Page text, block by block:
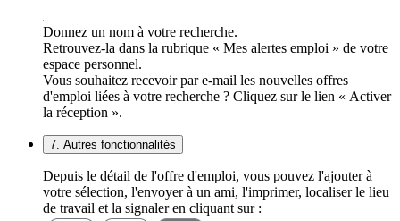
Donnez un nom à votre recherche.
Retrouvez-la dans la rubrique « Mes alertes emploi » de votre
espace personnel.
Vous souhaitez recevoir par e-mail les nouvelles offres
d'emploi liées à votre recherche ? Cliquez sur le lien « Activer
la réception ».
7. Autres fonctionnalités
Depuis le détail de l'offre d'emploi, vous pouvez l'ajouter à
votre sélection, l'envoyer à un ami, l'imprimer, localiser le lieu
de travail et la signaler en cliquant sur :